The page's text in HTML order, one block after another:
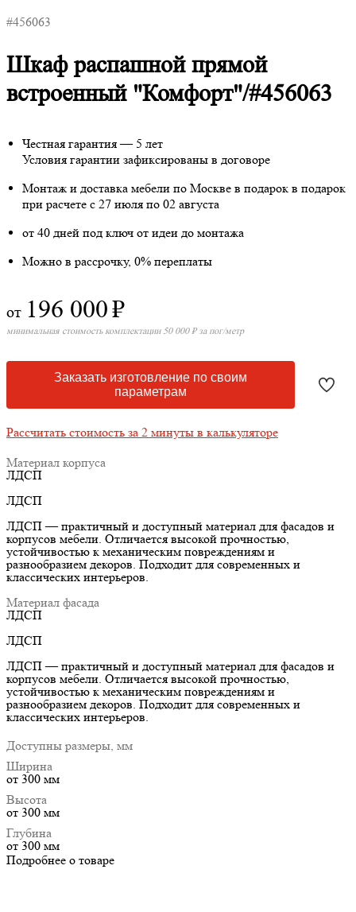
#456063
Шкаф распашной прямой
встроенный "Комфорт"/#456063
Честная гарантия — 5 лет
Условия гарантии зафиксированы в договоре
Монтаж и доставка мебели по Москве в подарок в подарок
при расчете с 27 июля по 02 августа
от 40 дней под ключ от идеи до монтажа
Можно в рассрочку, 0% переплаты
от 196 000₽
минимальная стоимость комплектации 50 000 ₽ за пог/метр
Заказать изготовление по своим
параметрам
Рассчитать стоимость за 2 минуты в калькуляторе
Материал корпуса
ЛДСП
ЛДСП
ЛДСП — практичный и доступный материал для фасадов и
корпусов мебели. Отличается высокой прочностью,
устойчивостью к механическим повреждениям и
разнообразием декоров. Подходит для современных и
классических интерьеров.
Материал фасада
ЛДСП
ЛДСП
ЛДСП — практичный и доступный материал для фасадов и
корпусов мебели. Отличается высокой прочностью,
устойчивостью к механическим повреждениям и
разнообразием декоров. Подходит для современных и
классических интерьеров.
Доступны размеры, мм
Ширина
от 300 мм
Высота
от 300 мм
Глубина
от 300 мм
Подробнее о товаре